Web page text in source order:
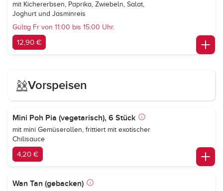
mit Kichererbsen, Paprika, Zwiebeln, Salat,
Joghurt und Jasminreis
Gültig Fr von 11:00 bis 15:00 Uhr.
12,90 €
Vorspeisen
Mini Poh Pia (vegetarisch), 6 Stück
mit mini Gemüserollen, frittiert mit exotischer
Chilisauce
4,20 €
Wan Tan (gebacken)